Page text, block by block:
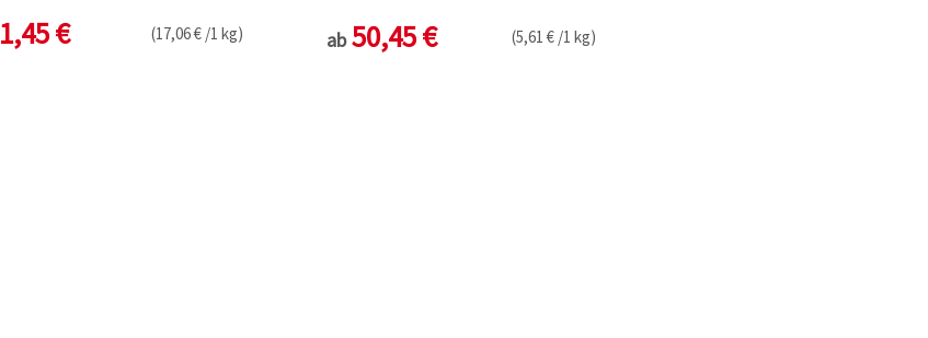
1,45 € (17,06 € /1 kg) ab 50,45 € (5,61 € /1 kg)